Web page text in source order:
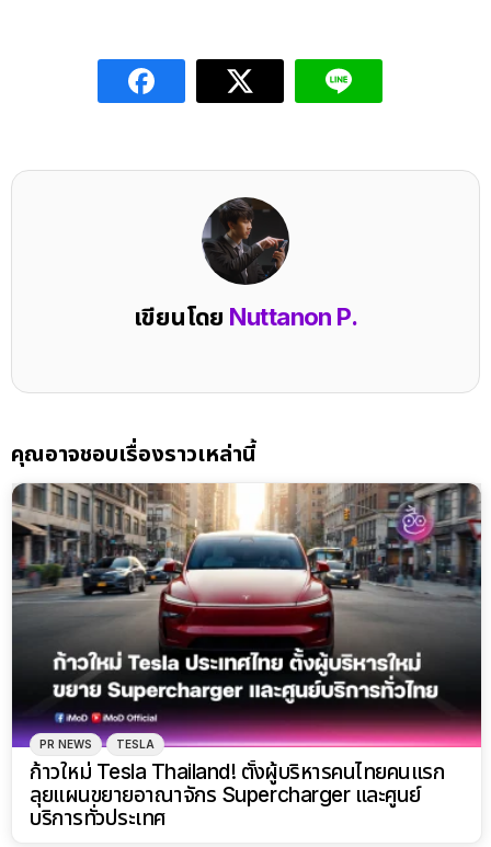
เขียนโดย Nuttanon P.
คุณอาจชอบเรื่องราวเหล่านี้
PR NEWS TESLA
ก้าวใหม่ Tesla Thailand! ตั้งผู้บริหารคนไทยคนแรก
ลุยแผนขยายอาณาจักร Supercharger และศูนย์
บริการทั่วประเทศ